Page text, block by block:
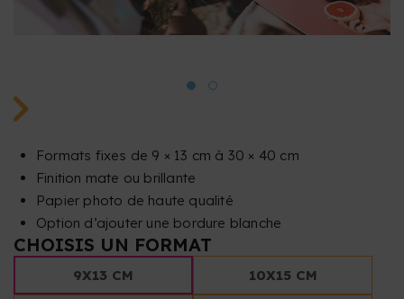
Formats fixes de 9 × 13 cm à 30 × 40 cm
Finition mate ou brillante
Papier photo de haute qualité
Option d’ajouter une bordure blanche
CHOISIS UN FORMAT
9X13 CM 10X15 CM